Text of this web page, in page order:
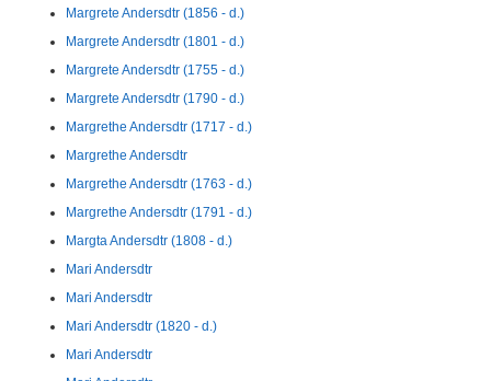
Margrete Andersdtr (1856 - d.)
Margrete Andersdtr (1801 - d.)
Margrete Andersdtr (1755 - d.)
Margrete Andersdtr (1790 - d.)
Margrethe Andersdtr (1717 - d.)
Margrethe Andersdtr
Margrethe Andersdtr (1763 - d.)
Margrethe Andersdtr (1791 - d.)
Margta Andersdtr (1808 - d.)
Mari Andersdtr
Mari Andersdtr
Mari Andersdtr (1820 - d.)
Mari Andersdtr